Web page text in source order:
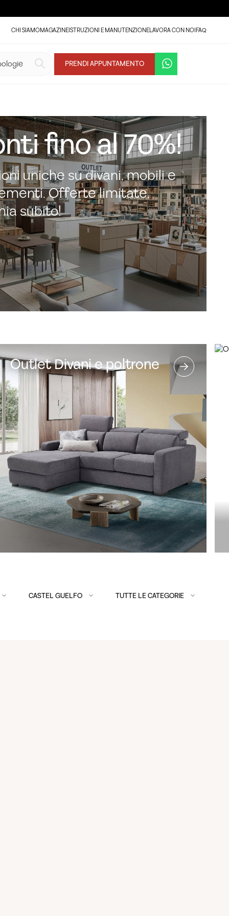
CHI SIAMOMAGAZINEISTRUZIONI E MANUTENZIONELAVORA CON NOIFAQ
PRENDI APPUNTAMENTO
fino al 70%!
uniche su divani, mobili e
Offerte limitate,
subito!
Outlet Divani e poltrone
CASTEL GUELFO TUTTE LE CATEGORIE